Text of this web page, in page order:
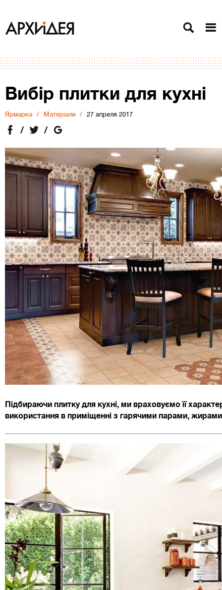
Вибір плитки для кухні
Ярмарка Матеріали 27 апреля 2017
Підбираючи плитку для кухні, ми враховуємо її
використання в приміщенні з гарячими парами,